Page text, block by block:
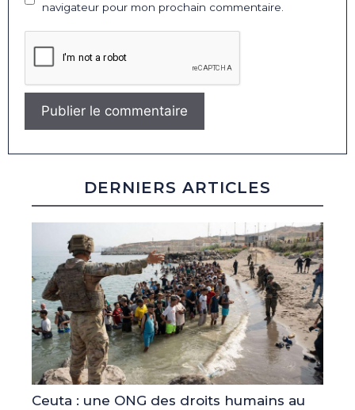
navigateur pour mon prochain commentaire.
DERNIERS ARTICLES
Ceuta : une ONG des droits humains au